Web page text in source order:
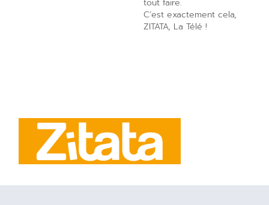
tout faire.
C’est exactement cela,
ZITATA, La Télé !